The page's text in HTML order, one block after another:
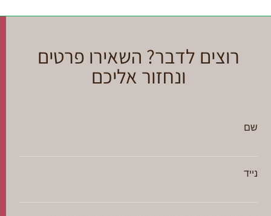
רוצים לדבר? השאירו פרטים
ונחזור אליכם
שם
נייד